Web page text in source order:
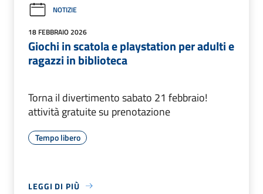
NOTIZIE
18 FEBBRAIO 2026
Giochi in scatola e playstation per adulti e
ragazzi in biblioteca
Torna il divertimento sabato 21 febbraio!
attività gratuite su prenotazione
Tempo libero
LEGGI DI PIÙ